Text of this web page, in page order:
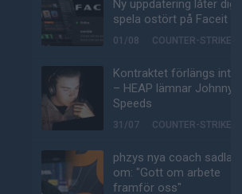
Ny uppdatering låter dig
spela ostört på Faceit
01/08 COUNTER-STRIKE
Kontraktet förlängs inte
– HEAP lämnar Johnny
Speeds
31/07 COUNTER-STRIKE
phzys nya coach sadlar
om: "Gott om arbete
framför oss"